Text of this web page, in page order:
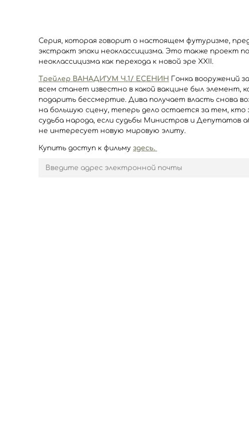
Серия, которая говорит о настоящем футуризме,
экстракт эпохи неоклассицизма. Это также проект
неоклассицизма как перехода к новой эре XXII.
Трейлер ВАНАДИ’УМ Ч.1/ ЕСЕНИН Гонка вооружений
всем станет известно в какой вакцине был элемент,
подарить бессмертие. Дива получает власть снова
на большую сцену, теперь дело остается за тем, кто
судьба народа, если судьбы Министров и Депутатов
не интересует новую мировую элиту.
Купить доступ к фильму здесь.